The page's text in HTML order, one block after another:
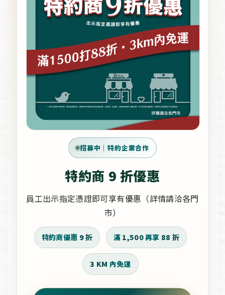
招募中｜特約企業合作
特約商 9 折優惠
員工出示指定憑證即可享有優惠（詳情請洽各門
市）
特約商優惠 9 折 滿 1,500再享 88 折
3 KM 內免運